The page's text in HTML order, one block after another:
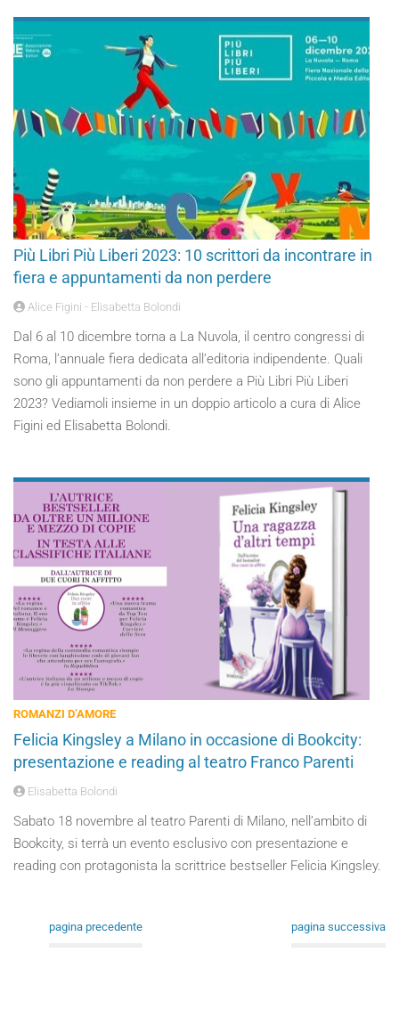
Più Libri Più Liberi 2023: 10 scrittori da incontrare in
fiera e appuntamenti da non perdere
Alice Figini - Elisabetta Bolondi
Dal 6 al 10 dicembre torna a La Nuvola, il centro congressi di
Roma, l’annuale fiera dedicata all’editoria indipendente. Quali
sono gli appuntamenti da non perdere a Più Libri Più Liberi
2023? Vediamoli insieme in un doppio articolo a cura di Alice
Figini ed Elisabetta Bolondi.
ROMANZI D’AMORE
Felicia Kingsley a Milano in occasione di Bookcity:
presentazione e reading al teatro Franco Parenti
Elisabetta Bolondi
Sabato 18 novembre al teatro Parenti di Milano, nell’ambito di
Bookcity, si terrà un evento esclusivo con presentazione e
reading con protagonista la scrittrice bestseller Felicia Kingsley.
pagina precedente pagina successiva